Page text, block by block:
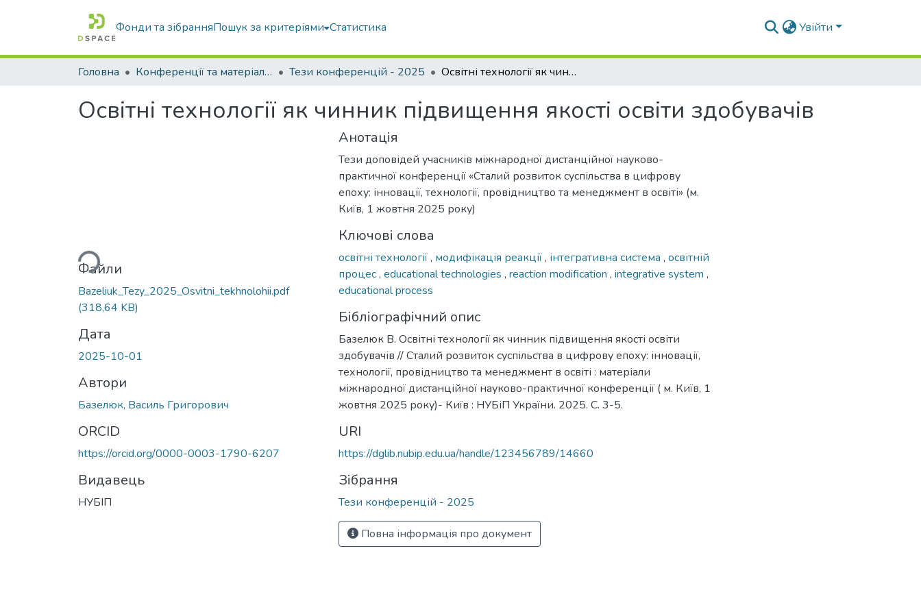
Фонди та зібранняПошук за критеріями Статистика Увійти
Головна Конференції та матеріали конференцій Тези конференцій - 2025 Освітні технології як чинник підвищення якості освіти здобувачів
Освітні технології як чинник підвищення якості освіти здобувачів
Вантажиться...Файли
Bazeliuk_Tezy_2025_Osvitni_tekhnolohii.pdf
(318,64 KB)
Дата
2025-10-01
Автори
Базелюк, Василь Григорович
ORCID
https://orcid.org/0000-0003-1790-6207
Видавець
НУБІП
Анотація
Тези доповідей учасників міжнародної дистанційної науково-
практичної конференції «Сталий розвиток суспільства в цифрову
епоху: інновації, технології, провідництво та менеджмент в освіті» (м.
Київ, 1 жовтня 2025 року)
Ключові слова
освітні технології, модифікація реакції, інтегративна система , освітній
процес, educational technologies , reaction modification , integrative system ,
educational process
Бібліографічний опис
Базелюк В. Освітні технології як чинник підвищення якості освіти
здобувачів // Сталий розвиток суспільства в цифрову епоху: інновації,
технології, провідництво та менеджмент в освіті : матеріали
міжнародної дистанційної науково-практичної конференції ( м. Київ, 1
жовтня 2025 року)- Київ : НУБіП України. 2025. С. 3-5.
URI
https://dglib.nubip.edu.ua/handle/123456789/14660
Зібрання
Тези конференцій - 2025
Повна інформація про документ